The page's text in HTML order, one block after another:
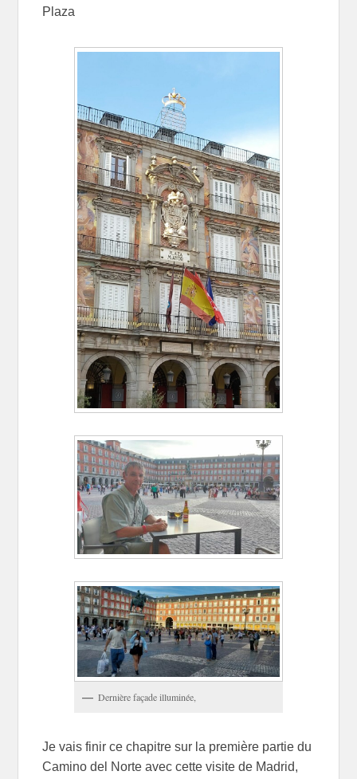
Plaza
Dernière façade illuminée,
Je vais finir ce chapitre sur la première partie du
Camino del Norte avec cette visite de Madrid,